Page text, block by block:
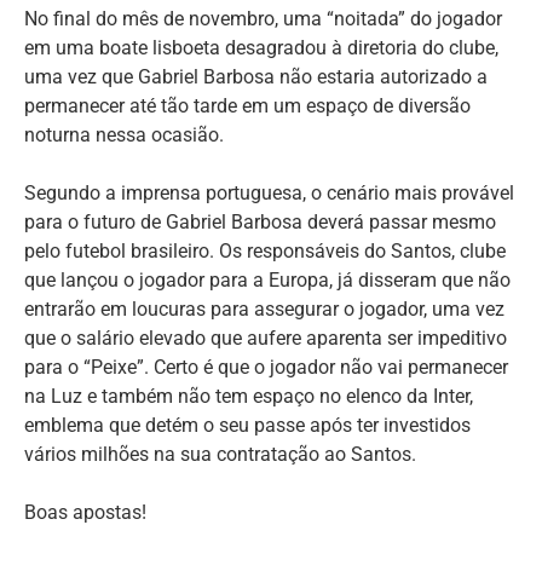
No final do mês de novembro, uma “noitada” do jogador
em uma boate lisboeta desagradou à diretoria do clube,
uma vez que Gabriel Barbosa não estaria autorizado a
permanecer até tão tarde em um espaço de diversão
noturna nessa ocasião.
Segundo a imprensa portuguesa, o cenário mais provável
para o futuro de Gabriel Barbosa deverá passar mesmo
pelo futebol brasileiro. Os responsáveis do Santos, clube
que lançou o jogador para a Europa, já disseram que não
entrarão em loucuras para assegurar o jogador, uma vez
que o salário elevado que aufere aparenta ser impeditivo
para o “Peixe”. Certo é que o jogador não vai permanecer
na Luz e também não tem espaço no elenco da Inter,
emblema que detém o seu passe após ter investidos
vários milhões na sua contratação ao Santos.
Boas apostas!